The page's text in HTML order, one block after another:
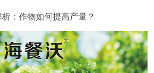
析：作物如何提高产量？